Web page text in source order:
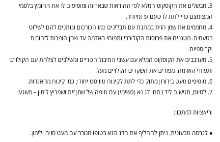
3. מבשלים את הקוסקוס המלא לפי ההוראות שבאריזה ומוסיפים לו את החומץ בלסמי
המצומצם כדי לתת לו טעם עז ומיוחד.
4. מחממים את שמן הזית במחבת עם תבלינים כמו הכורכום ונותנים להם לשלוט
בטעמים. מטגנים את פרוסות הקולורבי ותפוחי האדמה עד שהן הופכות לזהובות
וקריספיות.
5. מערבבים את הקוסקוס המלא עם עשבי התיבול הטריים ומשלבים לצלחת עם הקולורבי
ותפוחי האדמה. מפזרים את השקדים הקלויים מעל.
6. מוסיפים מעט בידורון מתוק כדי לתת לקינוח טוויסט יחודי, כמו קינוח מהאגדות.
7. לסיום, מגישים ליד נתחי דג נא (סשימי) עם טיפה של שמן זית ושפריץ לימון – משגע!
וריאציות למתכון:
● לגרסה טבעונית, ניתן להחליף את הדג הנא בטופו מגורר עם מעט סויה ולימון.